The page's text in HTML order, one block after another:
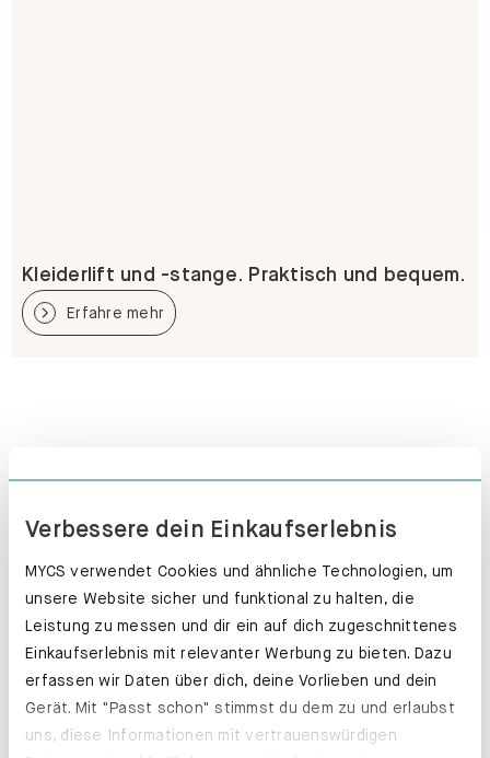
Verbessere dein Einkaufserlebnis
MYCS verwendet Cookies und ähnliche Technologien, um
unsere Website sicher und funktional zu halten, die
Leistung zu messen und dir ein auf dich zugeschnittenes
Einkaufserlebnis mit relevanter Werbung zu bieten. Dazu
erfassen wir Daten über dich, deine Vorlieben und dein
Gerät. Mit "Passt schon" stimmst du dem zu und erlaubst
uns, diese Informationen mit vertrauenswürdigen
Kleiderlift und -stange. Praktisch und bequem.
Erfahre mehr